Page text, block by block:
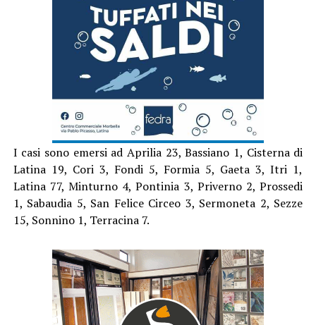
I casi sono emersi ad Aprilia 23, Bassiano 1, Cisterna di
Latina 19, Cori 3, Fondi 5, Formia 5, Gaeta 3, Itri 1,
Latina 77, Minturno 4, Pontinia 3, Priverno 2, Prossedi
1, Sabaudia 5, San Felice Circeo 3, Sermoneta 2, Sezze
15, Sonnino 1, Terracina 7.